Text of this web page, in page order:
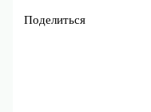
Поделиться